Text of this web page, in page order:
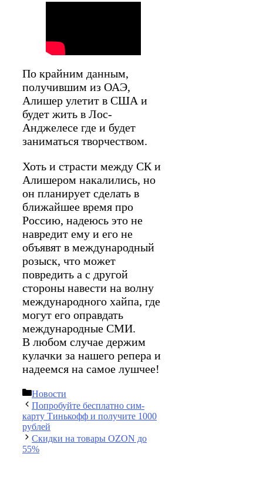
По крайним данным,
получившим из ОАЭ,
Алишер улетит в США и
будет жить в Лос-
Анджелесе где и будет
заниматься творчеством.
Хоть и страсти между СК и
Алишером накалились, но
он планирует сделать в
ближайшее время про
Россию, надеюсь это не
навредит ему и его не
объявят в международный
розыск, что может
повредить а с другой
стороны навести на волну
международного хайпа, где
могут его оправдать
международные СМИ.
В любом случае держим
кулачки за нашего репера и
надеемся на самое лушчее!
Рубрики
Новости
Попробуйте бесплатно сим-
карту Тинькофф и получите 1000
рублей
Скидки на товары OZON до
55%